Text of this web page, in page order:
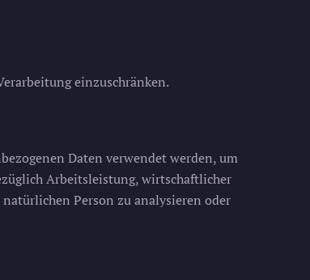
einzuschränken.
Daten verwendet werden, um
Arbeitsleistung, wirtschaftlicher
Person zu analysieren oder